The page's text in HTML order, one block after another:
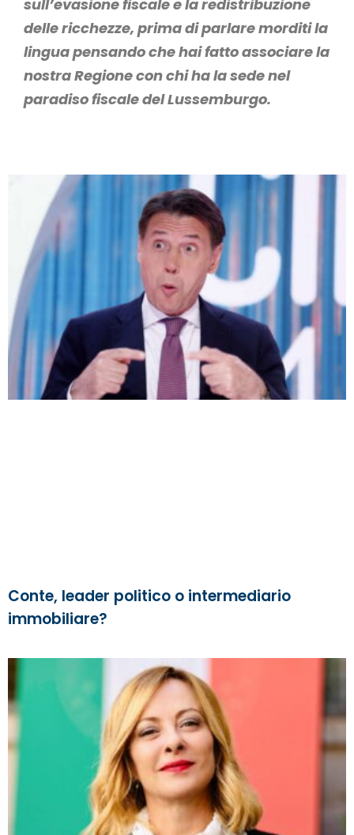
sull’evasione fiscale e la redistribuzione
delle ricchezze, prima di parlare morditi la
lingua pensando che hai fatto associare la
nostra Regione con chi ha la sede nel
paradiso fiscale del Lussemburgo.
Conte, leader politico o intermediario
immobiliare?